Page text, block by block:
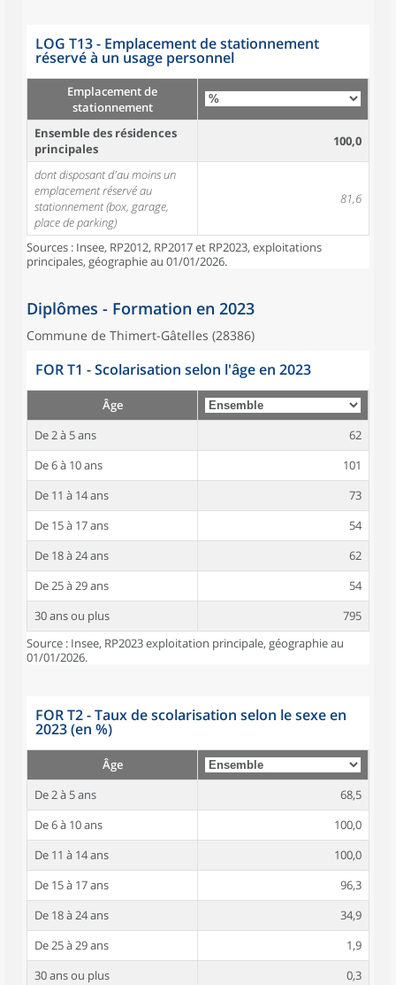
LOG T13 - Emplacement de stationnement
réservé à un usage personnel
Emplacement de
stationnement
Ensemble des résidences
principales
100,0
dont disposant d'au moins un
emplacement réservé au
stationnement (box, garage,
place de parking)
81,6
Sources : Insee, RP2012, RP2017 et RP2023, exploitations
principales, géographie au 01/01/2026.
Diplômes - Formation en 2023
Commune de Thimert-Gâtelles (28386)
FOR T1 - Scolarisation selon l'âge en 2023
Âge
De 2 à 5 ans
62
De 6 à 10 ans
101
De 11 à 14 ans
73
De 15 à 17 ans
54
De 18 à 24 ans
62
De 25 à 29 ans
54
30 ans ou plus
795
Source : Insee, RP2023 exploitation principale, géographie au
01/01/2026.
FOR T2 - Taux de scolarisation selon le sexe en
2023 (en %)
Âge
De 2 à 5 ans
68,5
De 6 à 10 ans
100,0
De 11 à 14 ans
100,0
De 15 à 17 ans
96,3
De 18 à 24 ans
34,9
De 25 à 29 ans
1,9
30 ans ou plus
0,3